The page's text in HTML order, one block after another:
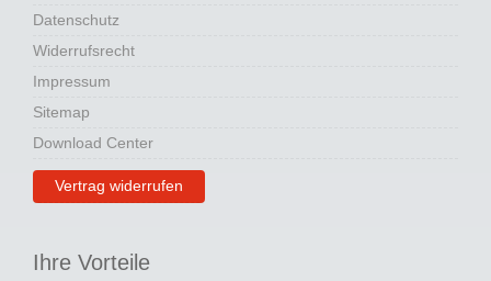
Datenschutz
Widerrufsrecht
Impressum
Sitemap
Download Center
Vertrag widerrufen
Ihre Vorteile